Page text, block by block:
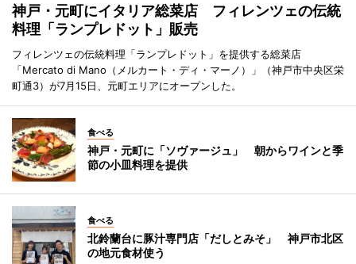
神戸・元町にイタリア総菜店 フィレンツェの伝統
料理「ランプレドット」販売
フィレンツェの伝統料理「ランプレドット」を提供する総菜店
「Mercato di Mano（メルカート・ディ・マーノ）」（神戸市中央区栄
町通3）が7月15日、元町エリアにオープンした。
食べる
神戸・元町に「ソヴァージュ」 朝からワインと季
節の小皿料理を提供
食べる
北鈴蘭台に豚汁専門店「だしとみそ」 神戸市北区
の地元食材使う